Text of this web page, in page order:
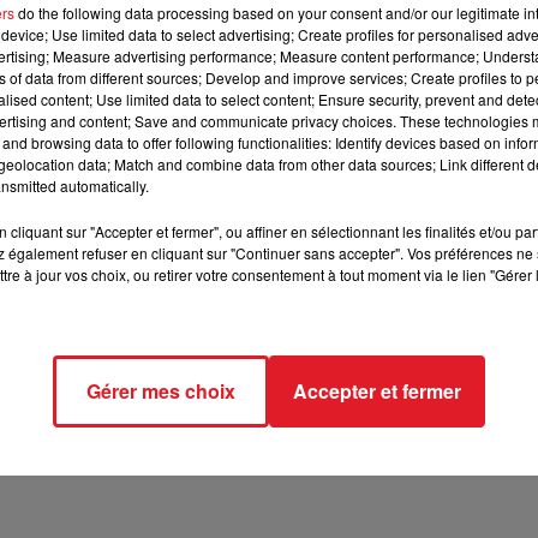
12h00 - 13h00
RDL & VOUS
1 min 46
do the following data processing based on your consent and/or our legitimate
Use limited data to select advertising; Create profiles for personalised
Measure advertising performance; Measure content performance;
of data from different sources; Develop and improve services; Create profiles to
content; Use limited data to select content; Ensure security, prevent and
and content; Save and communicate privacy choices. These technologies
browsing data to offer following functionalities: Identify devices based on
data; Match and combine data from other data sources; Link different
automatically.
cliquant sur "Accepter et fermer", ou affiner en sélectionnant les finalités et/ou
également refuser en cliquant sur "Continuer sans accepter". Vos préférences
à jour vos choix, ou retirer votre consentement à tout moment via le lien
Gérer mes choix Accepter et fermer